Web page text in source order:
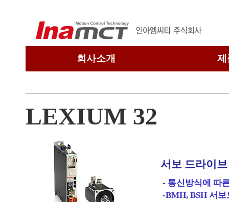
회사소개 제
관련회사
LEXIUM 32
서보 드라이브
- 통신방식에 따
-BMH, BSH 서